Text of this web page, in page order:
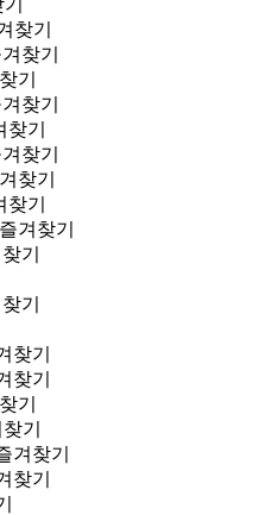
찾기
찾기
기
찾기
찾기
찾기
찾기
찾기
즐겨찾기
기
기
찾기
찾기
기
기
겨찾기
찾기